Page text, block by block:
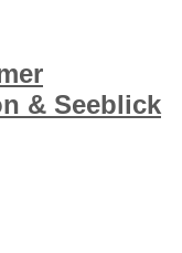
& Seeblick